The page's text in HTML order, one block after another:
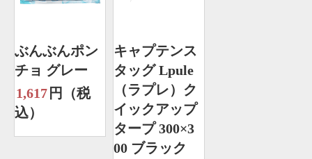
ぶんぶんポン
チョ グレー
1,617 円（税
込）
キャプテンス
タッグ Lpule
（ラプレ）ク
イックアップ
タープ 300×3
00 ブラック